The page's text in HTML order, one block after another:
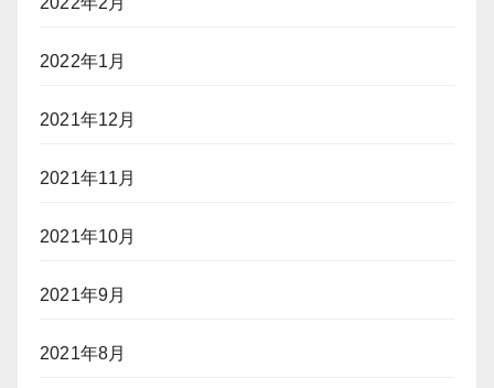
2022年1月
2021年12月
2021年11月
2021年10月
2021年9月
2021年8月